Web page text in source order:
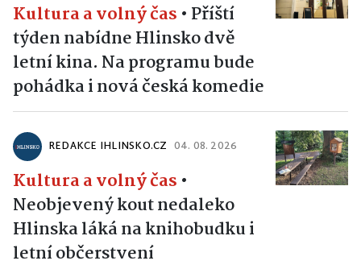
Kultura a volný čas • Příští
týden nabídne Hlinsko dvě
letní kina. Na programu bude
pohádka i nová česká komedie
REDAKCE IHLINSKO.CZ 04. 08. 2026
Kultura a volný čas •
Neobjevený kout nedaleko
Hlinska láká na knihobudku i
letní občerstvení